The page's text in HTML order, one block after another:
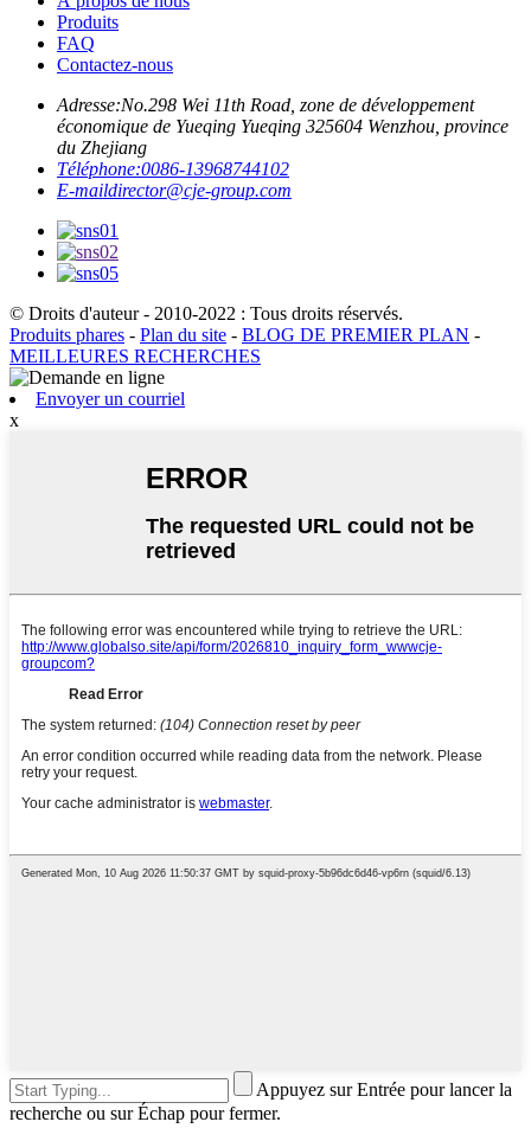
Produits
FAQ
Contactez-nous
Adresse:No.298 Wei 11th Road, zone de développement
économique de Yueqing Yueqing 325604 Wenzhou, province
du Zhejiang
Téléphone:0086-13968744102
E-maildirector@cje-group.com
© Droits d'auteur - 2010-2022 : Tous droits réservés.
Produits phares - Plan du site - BLOG DE PREMIER PLAN -
MEILLEURES RECHERCHES
Envoyer un courriel
x
Appuyez sur Entrée pour lancer la
recherche ou sur Échap pour fermer.